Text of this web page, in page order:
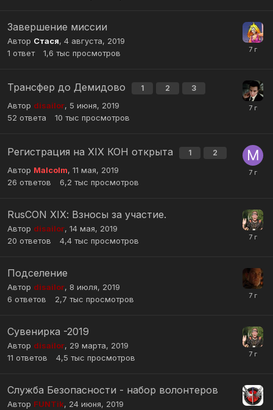
Завершение миссии
Автор Стася, 4 августа, 2019
1 ответ 1,6 тыс просмотров
Трансфер до Демидово 1 2 3
Автор disailor, 5 июня, 2019
52 ответа 10 тыс просмотров
Регистрация на XIX КОН открыта 1 2
Автор Malcolm, 11 мая, 2019
26 ответов 6,2 тыс просмотров
RusCON XIХ: Взносы за участие.
Автор disailor, 14 мая, 2019
20 ответов 4,4 тыс просмотров
Подселение
Автор disailor, 8 июля, 2019
6 ответов 2,7 тыс просмотров
Сувенирка -2019
Автор disailor, 29 марта, 2019
11 ответов 4,5 тыс просмотров
Служба Безопасности - набор волонтеров
Автор FUNTik, 24 июня, 2019